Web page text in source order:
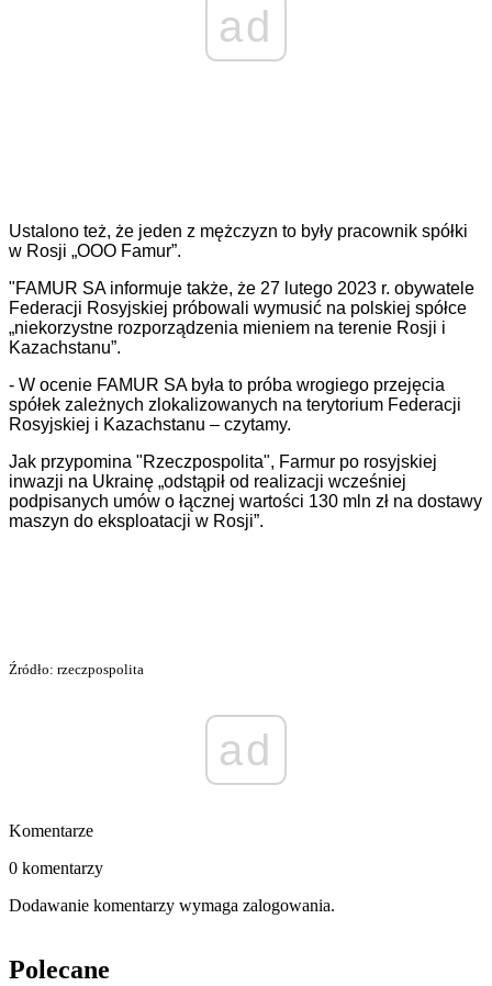
ad
Ustalono też, że jeden z mężczyzn to były pracownik spółki
w Rosji „OOO Famur”.
"FAMUR SA informuje także, że 27 lutego 2023 r. obywatele
Federacji Rosyjskiej próbowali wymusić na polskiej spółce
„niekorzystne rozporządzenia mieniem na terenie Rosji i
Kazachstanu”.
- W ocenie FAMUR SA była to próba wrogiego przejęcia
spółek zależnych zlokalizowanych na terytorium Federacji
Rosyjskiej i Kazachstanu – czytamy.
Jak przypomina "Rzeczpospolita", Farmur po rosyjskiej
inwazji na Ukrainę „odstąpił od realizacji wcześniej
podpisanych umów o łącznej wartości 130 mln zł na dostawy
maszyn do eksploatacji w Rosji”.
Źródło: rzeczpospolita
ad
Komentarze
0 komentarzy
Dodawanie komentarzy wymaga zalogowania.
Polecane